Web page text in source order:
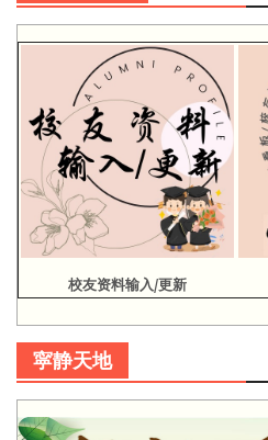
校友资料输入/更新
寜静天地